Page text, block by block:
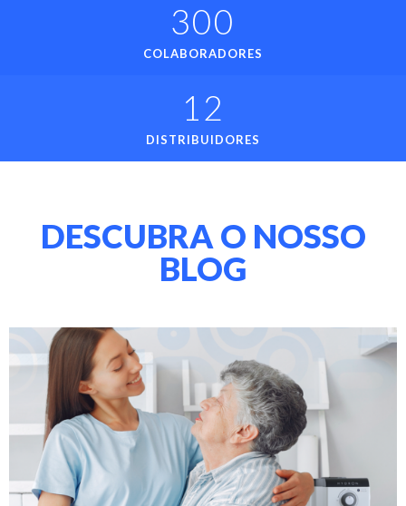
300
COLABORADORES
12
DISTRIBUIDORES
DESCUBRA O NOSSO
BLOG